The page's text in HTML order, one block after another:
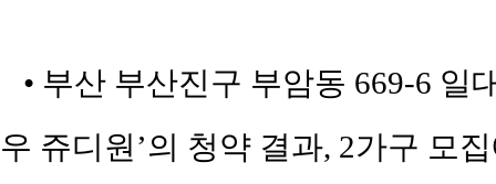
• 부산 부산진구 부암동 669-6 일
우 쥬디원’의 청약 결과, 2가구 모